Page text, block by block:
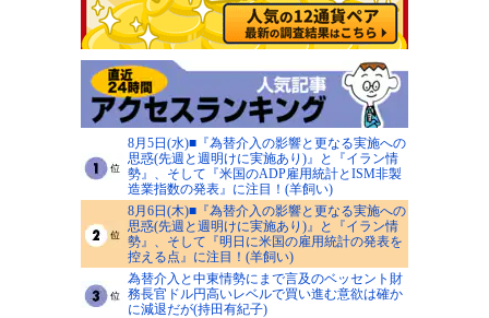
8月5日(水)■『為替介入の影響と更なる実施への
思惑(先週と週明けに実施あり)』と『イラン情
勢』、そして『米国のADP雇用統計とISM非製
造業指数の発表』に注目！(羊飼い)
8月6日(木)■『為替介入の影響と更なる実施への
思惑(先週と週明けに実施あり)』と『イラン情
勢』、そして『明日に米国の雇用統計の発表を
控える点』に注目！(羊飼い)
為替介入と中東情勢にまで言及のベッセント財
務長官ドル円高いレベルで買い進む意欲は確か
に減退だが(持田有紀子)